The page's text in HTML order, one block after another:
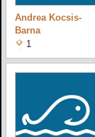
Andrea Kocsis-
Barna
1